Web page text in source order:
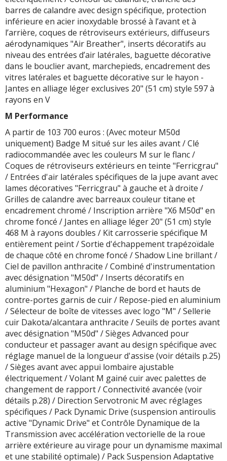
barres de calandre avec design spécifique, protection
inférieure en acier inoxydable brossé à l’avant et à
l’arrière, coques de rétroviseurs extérieurs, diffuseurs
aérodynamiques "Air Breather", inserts décoratifs au
niveau des entrées d’air latérales, baguette décorative
dans le bouclier avant, marchepieds, encadrement des
vitres latérales et baguette décorative sur le hayon -
Jantes en alliage léger exclusives 20" (51 cm) style 597 à
rayons en V
M Performance
A partir de 103 700 euros : (Avec moteur M50d
uniquement) Badge M situé sur les ailes avant / Clé
radiocommandée avec les couleurs M sur le flanc /
Coques de rétroviseurs extérieurs en teinte "Ferricgrau"
/ Entrées d'air latérales spécifiques de la jupe avant avec
lames décoratives "Ferricgrau" à gauche et à droite /
Grilles de calandre avec barreaux couleur titane et
encadrement chromé / Inscription arrière "X6 M50d" en
chrome foncé / Jantes en alliage léger 20" (51 cm) style
468 M à rayons doubles / Kit carrosserie spécifique M
entièrement peint / Sortie d'échappement trapézoïdale
de chaque côté en chrome foncé / Shadow Line brillant /
Ciel de pavillon anthracite / Combiné d'instrumentation
avec désignation "M50d" / Inserts décoratifs en
aluminium "Hexagon" / Planche de bord et hauts de
contre-portes garnis de cuir / Repose-pied en aluminium
/ Sélecteur de boîte de vitesses avec logo "M" / Sellerie
cuir Dakota/alcantara anthracite / Seuils de portes avant
avec désignation "M50d" / Sièges Advanced pour
conducteur et passager avant au design spécifique avec
réglage manuel de la longueur d'assise (voir détails p.25)
/ Sièges avant avec appui lombaire ajustable
électriquement / Volant M gainé cuir avec palettes de
changement de rapport / Connectivité avancée (voir
détails p.28) / Direction Servotronic M avec réglages
spécifiques / Pack Dynamic Drive (suspension antiroulis
active "Dynamic Drive" et Contrôle Dynamique de la
Transmission avec accélération vectorielle de la roue
arrière extérieure au virage pour un dynamisme maximal
et une stabilité optimale) / Pack Suspension Adaptative